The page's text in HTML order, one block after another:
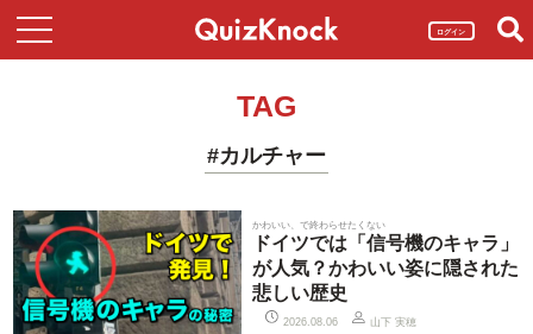
ログイン
TAG
#カルチャー
かわいい、で終わらせたくない
ドイツでは「信号機のキャラ」
が人気？かわいい姿に隠された
悲しい歴史
2026.08.06 山下 実穂